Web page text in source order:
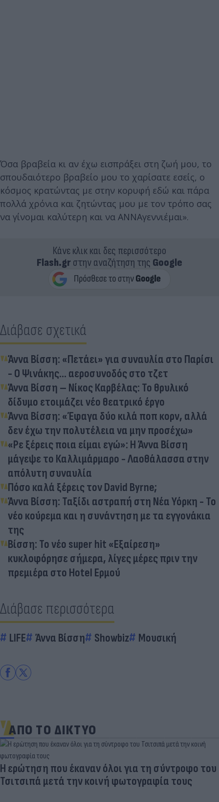
Όσα βραβεία κι αν έχω εισπράξει στη ζωή μου, το
σπουδαιότερο βραβείο μου το χαρίσατε εσείς, ο
κόσμος κρατώντας με στην κορυφή εδώ και πάρα
πολλά χρόνια και ζητώντας μου με τον τρόπο σας
να γίνομαι καλύτερη και να ΑΝΝΑγεννιέμαι».
Κάνε κλικ και δες περισσότερο
Flash.grστην αναζήτηση της Google
Διάβασε σχετικά
Άννα Βίσση: «Πετάει» για συναυλία στο Παρίσι
- Ο Ψινάκης... αεροσυνοδός στο τζετ
Άννα Βίσση – Νίκος Καρβέλας: Το θρυλικό
δίδυμο ετοιμάζει νέο θεατρικό έργο
Άννα Βίσση: «Έφαγα δύο κιλά ποπ κορν, αλλά
δεν έχω την πολυτέλεια να μην προσέχω»
«Ρε ξέρεις ποια είμαι εγώ»: Η Άννα Βίσση
μάγεψε το Καλλιμάρμαρο - Λαοθάλασσα στην
απόλυτη συναυλία
Πόσο καλά ξέρεις τον David Byrne;
Άννα Βίσση: Ταξίδι αστραπή στη Νέα Υόρκη - Το
νέο κούρεμα και η συνάντηση με τα εγγονάκια
της
Βίσση: Το νέο super hit «Εξαίρεση»
κυκλοφόρησε σήμερα, λίγες μέρες πριν την
πρεμιέρα στο Hotel Ερμού
Διάβασε περισσότερα
LIFE Άννα Βίσση Showbiz Μουσική
ΑΠΟ ΤΟ ΔΙΚΤΥΟ
Η ερώτηση που έκαναν όλοι για τη σύντροφο του
Τσιτσιπά μετά την κοινή φωτογραφία τους